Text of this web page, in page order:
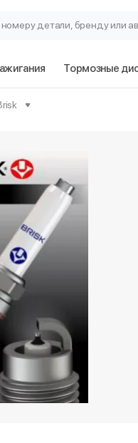
номеру детали, бренду или
Тормозные